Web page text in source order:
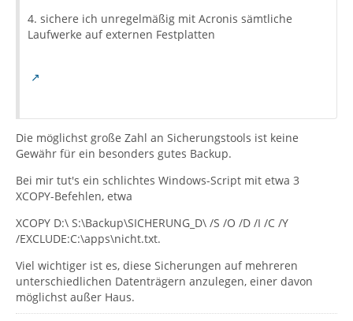
4. sichere ich unregelmäßig mit Acronis sämtliche
Laufwerke auf externen Festplatten
Die möglichst große Zahl an Sicherungstools ist keine
Gewähr für ein besonders gutes Backup.
Bei mir tut's ein schlichtes Windows-Script mit etwa 3
XCOPY-Befehlen, etwa
XCOPY D:\ S:\Backup\SICHERUNG_D\ /S /O /D /I /C /Y
/EXCLUDE:C:\apps\nicht.txt.
Viel wichtiger ist es, diese Sicherungen auf mehreren
unterschiedlichen Datenträgern anzulegen, einer davon
möglichst außer Haus.